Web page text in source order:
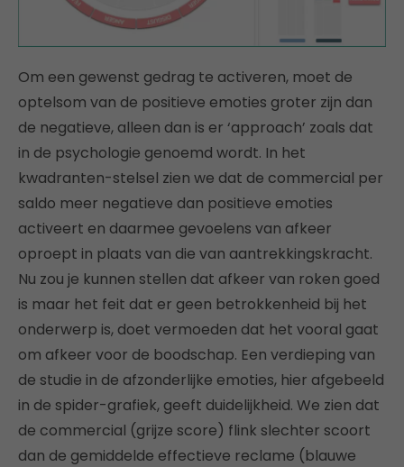
Om een gewenst gedrag te activeren, moet de
optelsom van de positieve emoties groter zijn dan
de negatieve, alleen dan is er ‘approach’ zoals dat
in de psychologie genoemd wordt. In het
kwadranten-stelsel zien we dat de commercial per
saldo meer negatieve dan positieve emoties
activeert en daarmee gevoelens van afkeer
oproept in plaats van die van aantrekkingskracht.
Nu zou je kunnen stellen dat afkeer van roken goed
is maar het feit dat er geen betrokkenheid bij het
onderwerp is, doet vermoeden dat het vooral gaat
om afkeer voor de boodschap. Een verdieping van
de studie in de afzonderlijke emoties, hier afgebeeld
in de spider-grafiek, geeft duidelijkheid. We zien dat
de commercial (grijze score) flink slechter scoort
dan de gemiddelde effectieve reclame (blauwe